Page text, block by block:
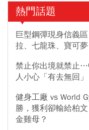
熱門話題
巨型鋼彈現身信義
拉、七龍珠、寶可
禁止你出境就禁止
人小心「有去無回
健身工廠 vs World
勝，獲利卻輸給柏
金雞母？